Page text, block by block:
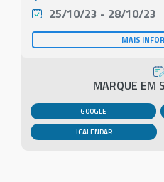
25/10/23 - 28/10/23
MAIS
MARQUE EM
GOOGLE